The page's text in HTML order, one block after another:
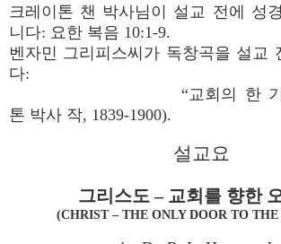
크레이톤 챈 박사님이 설교 전에 성
니다: 요한 복음 10:1-9.
벤자민 그리피스씨가 독창곡을 설교
다:
“교회의 한
톤 박사 작, 1839-1900).
설교요
그리스도 – 교회를 향한
(CHRIST – THE ONLY DOOR TO